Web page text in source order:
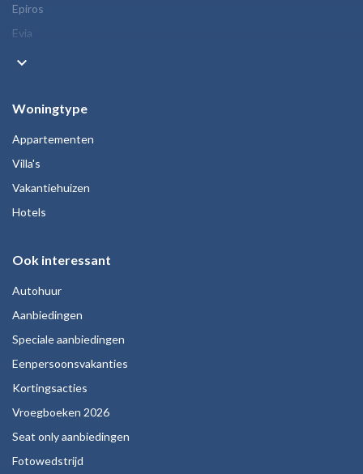
Epiros
Evia
keyboard_arrow_down
Woningtype
Appartementen
Villa's
Vakantiehuizen
Hotels
Ook interessant
Autohuur
Aanbiedingen
Speciale aanbiedingen
Eenpersoonsvakanties
Kortingsacties
Vroegboeken 2026
Seat only aanbiedingen
Fotowedstrijd